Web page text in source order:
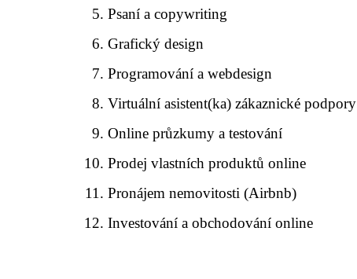
Psaní a copywriting
Grafický design
Programování a webdesign
Virtuální asistent(ka) zákaznické podpory
Online průzkumy a testování
Prodej vlastních produktů online
Pronájem nemovitosti (Airbnb)
Investování a obchodování online